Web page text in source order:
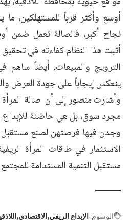
أوسع وأكثر قرباً للمستهلكين،
نجاح أكبر، فالصالة تعمل ضمن
أثبت هذا النظام كفاءته في
الترويج والمبيعات، أيضاً
ينعكس إيجاباً على جودة العرض
وأشارت منصور إلى أن صالة المرأة
مجرد سوق، بل هي حاضنة للإبداع
وجدن فيها فرصتهن لصنع مستقبل
الاستثمار في طاقات المرأة
مستقبل التنمية المستدامة للمجتمع
الوسوم: الإبداع الريفي الاقتصادي